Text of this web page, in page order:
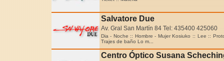
Salvatore Due
Av. Gral San Martín 84 Tel: 435400 425060
Dia - Noche :: Hombre - Mujer Kosiuko :: Lee ::
Trajes de baño Lo m...
Centro Óptico Susana